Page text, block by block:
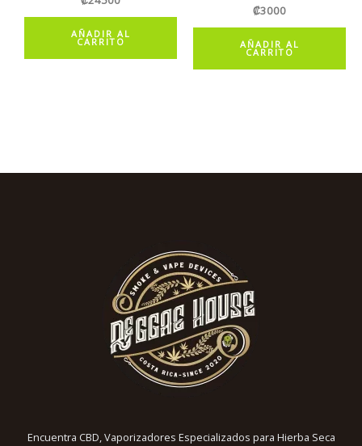
AÑADIR AL
CARRITO
₡3000
AÑADIR AL
CARRITO
Encuentra CBD, Vaporizadores Especializados para Hierba Seca